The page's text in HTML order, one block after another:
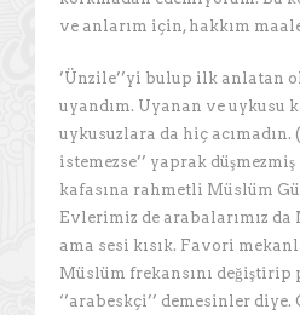
ve anlarım için, hakkım
’Ünzile’’yi bulup ilk anlatan
uyandım. Uyanan ve uykusu
uykusuzlara da hiç acımadın.
istemezse’’ yaprak
kafasına rahmetli Müslüm
Evlerimiz de arabalarımız
ama sesi kısık. Favori
Müslüm frekansını değiştirip
‘’arabeskçi’’ demesinler